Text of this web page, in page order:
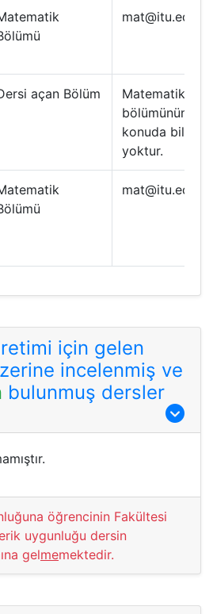
mat@itu.edu.tr
açan Bölüm
Matematik
bölümünün bu
konuda bilgisi
yoktur.
mat@itu.edu.tr
için gelen
incelenmiş ve
bulunmuş dersler
öğrencinin Fakültesi
uygunluğu dersin
gelmemektedir.